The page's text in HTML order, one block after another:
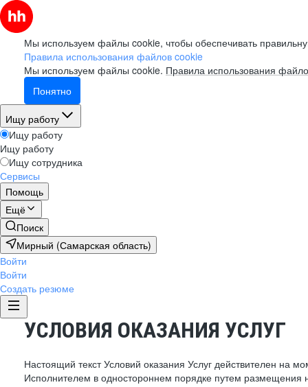
Мы используем файлы cookie, чтобы обеспечивать
Правила использования файлов cookie
Мы используем файлы cookie. Правила использования
Понятно
Ищу работу
Ищу работу
Ищу работу
Ищу сотрудника
Сервисы
Помощь
Ещё
Поиск
Мирный (Самарская область)
Войти
Войти
Создать резюме
УСЛОВИЯ ОКАЗАНИЯ УСЛУГ
Настоящий текст Условий оказания Услуг действителен на
Исполнителем в одностороннем порядке путем размещения